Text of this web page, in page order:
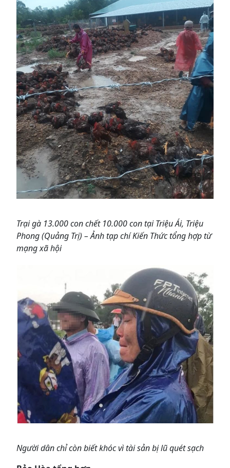
Trại gà 13.000 con chết 10.000 con tại Triệu Ái, Triệu
Phong (Quảng Trị) – Ảnh tạp chí Kiến Thức tổng hợp từ
mạng xã hội
Người dân chỉ còn biết khóc vì tài sản bị lũ quét sạch